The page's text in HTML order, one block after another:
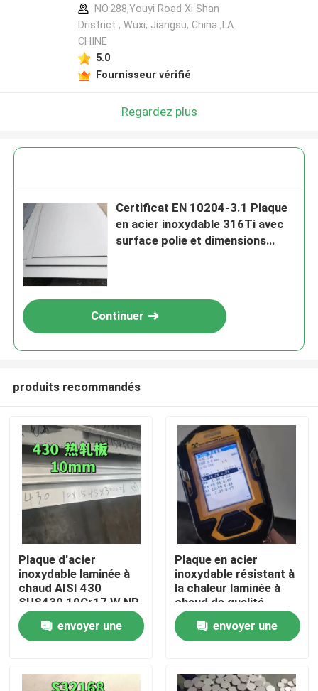
À la maison
Produits
Vidéos
NO.288,Youyi Road Xi Shan
Dristrict , Wuxi, Jiangsu, China ,LA
CHINE
5.0
Fournisseur vérifié
Regardez plus
Certificat EN 10204-3.1 Plaque
en acier inoxydable 316Ti avec
surface polie et dimensions
Continuer
produits recommandés
Plaque d'acier
inoxydable laminée à
chaud AISI 430
SUS430 10Cr17 W.NR
1.4016 Surface NO.1
10*1500*6000
envoyer une
Plaque en acier
inoxydable résistant à
la chaleur laminée à
chaud de qualité
253MA / S30815 avec
surface de décapage
envoyer une